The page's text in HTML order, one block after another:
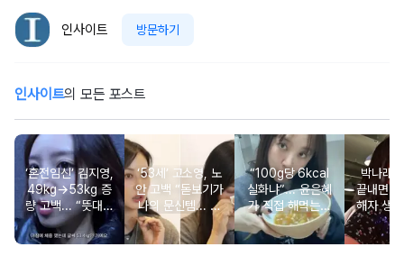
인사이트 방문하기
인사이트의 모든 포스트
‘혼전임신’ 김지영,
49kg→53kg 증
량 고백... “뜻대로
안돼”
‘53세’ 고소영, 노
안 고백 “돋보기가
나의 문신템... 받
아들이기로 했다”
“100g당 6kcal
실화냐”... 윤은혜
가 직접 해먹는다
는 ‘저칼로리 건강
밥’ 레시피, 난리
박나래
끝내면
해자 생